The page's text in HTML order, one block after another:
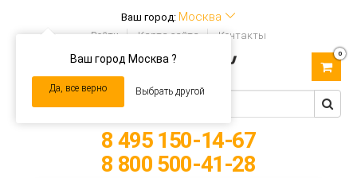
Ваш город: Москва
Ваш город Москва ?
Да, все верно Выбрать другой
Войти Карта сайта Контакты
navigation
0
8 495 150-14-67
8 800 500-41-28